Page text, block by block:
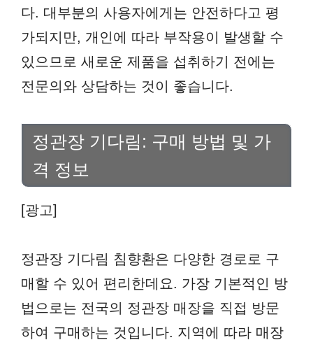
다. 대부분의 사용자에게는 안전하다고 평
가되지만, 개인에 따라 부작용이 발생할 수
있으므로 새로운 제품을 섭취하기 전에는
전문의와 상담하는 것이 좋습니다.
정관장 기다림: 구매 방법 및 가
격 정보
[광고]
정관장 기다림 침향환은 다양한 경로로 구
매할 수 있어 편리한데요. 가장 기본적인 방
법으로는 전국의 정관장 매장을 직접 방문
하여 구매하는 것입니다. 지역에 따라 매장